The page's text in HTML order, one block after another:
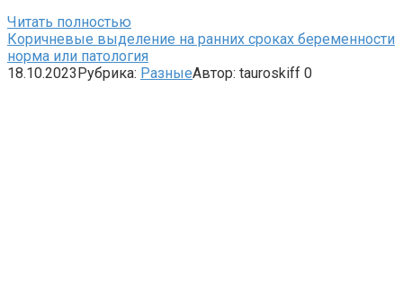
Читать полностью
Коричневые выделение на ранних сроках беременности
норма или патология
18.10.2023Рубрика: РазныеАвтор: tauroskiff 0